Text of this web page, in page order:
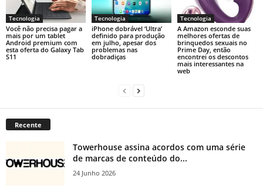
Tecnologia
Você não precisa pagar a
mais por um tablet
Android premium com
esta oferta do Galaxy Tab
S11
Tecnologia
iPhone dobrável ‘Ultra’
definido para produção
em julho, apesar dos
problemas nas
dobradiças
Tecnologia
A Amazon esconde suas
melhores ofertas de
brinquedos sexuais no
Prime Day, então
encontrei os descontos
mais interessantes na
web
Recente
Towerhouse assina acordos com uma série
de marcas de conteúdo do...
24 Junho 2026